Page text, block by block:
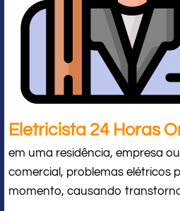
Eletricista 24 Horas
em uma residência, empresa
comercial, problemas elétricos
momento, causando